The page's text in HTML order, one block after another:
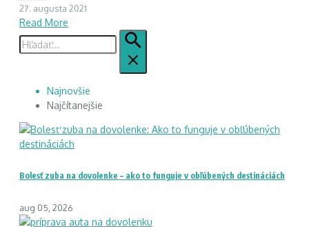
27. augusta 2021
Read More
Hľadať:
Najnovšie
Najčítanejšie
Bolesť zuba na dovolenke – ako to funguje v obľúbených destináciách
aug 05, 2026